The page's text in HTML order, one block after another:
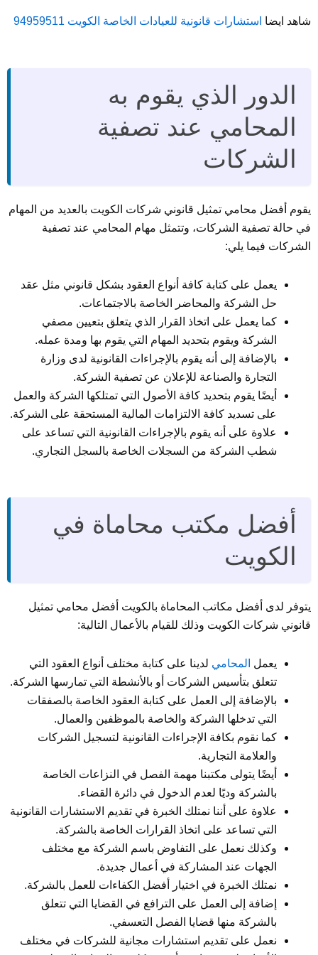
شاهد ايضا استشارات قانونية للعيادات الخاصة الكويت 94959511
الدور الذي يقوم به
المحامي عند تصفية
الشركات
يقوم أفضل محامي تمثيل قانوني شركات الكويت بالعديد من المهام
في حالة تصفية الشركات، وتتمثل مهام المحامي عند تصفية
الشركات فيما يلي:
يعمل على كتابة كافة أنواع العقود بشكل قانوني مثل عقد
حل الشركة والمحاضر الخاصة بالاجتماعات.
كما يعمل على اتخاذ القرار الذي يتعلق بتعيين مصفي
الشركة ويقوم بتحديد المهام التي يقوم بها ومدة عمله.
بالإضافة إلى أنه يقوم بالإجراءات القانونية لدى وزارة
التجارة والصناعة للإعلان عن تصفية الشركة.
أيضًا يقوم بتحديد كافة الأصول التي تمتلكها الشركة والعمل
على تسديد كافة الالتزامات المالية المستحقة على الشركة.
علاوة على أنه يقوم بالإجراءات القانونية التي تساعد على
شطب الشركة من السجلات الخاصة بالسجل التجاري.
أفضل مكتب محاماة في
الكويت
يتوفر لدى أفضل مكاتب المحاماة بالكويت أفضل محامي تمثيل
قانوني شركات الكويت وذلك للقيام بالأعمال التالية:
يعمل المحامي لدينا على كتابة مختلف أنواع العقود التي
تتعلق بتأسيس الشركات أو بالأنشطة التي تمارسها الشركة.
بالإضافة إلى العمل على كتابة العقود الخاصة بالصفقات
التي تدخلها الشركة والخاصة بالموظفين والعمال.
كما نقوم بكافة الإجراءات القانونية لتسجيل الشركات
والعلامة التجارية.
أيضًا يتولى مكتبنا مهمة الفصل في النزاعات الخاصة
بالشركة وديًا لعدم الدخول في دائرة القضاء.
علاوة على أننا نمتلك الخبرة في تقديم الاستشارات القانونية
التي تساعد على اتخاذ القرارات الخاصة بالشركة.
وكذلك نعمل على التفاوض باسم الشركة مع مختلف
الجهات عند المشاركة في أعمال جديدة.
نمتلك الخبرة في اختيار أفضل الكفاءات للعمل بالشركة.
إضافة إلى العمل على الترافع في القضايا التي تتعلق
بالشركة منها قضايا الفصل التعسفي.
نعمل على تقديم استشارات مجانية للشركات في مختلف